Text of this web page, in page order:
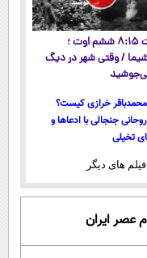
ساعت ۸:۱۵ ششم اوت ؛
/ وقتی شهر در دیگ
محمدباقر خرازی کیست؟
روحانی جنجالی با ادعاها و
تخیلی
فیلم های دیگر
عصر ایران